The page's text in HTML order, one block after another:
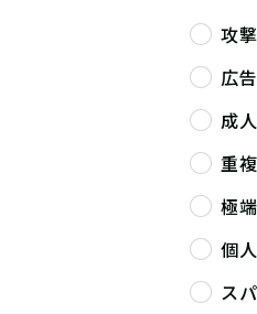
攻
広
成
重
極
個
ス